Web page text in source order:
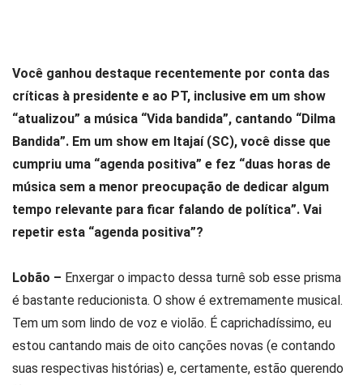
Você ganhou destaque recentemente por conta das
críticas à presidente e ao PT, inclusive em um show
“atualizou” a música “Vida bandida”, cantando “Dilma
Bandida”. Em um show em Itajaí (SC), você disse que
cumpriu uma “agenda positiva” e fez “duas horas de
música sem a menor preocupação de dedicar algum
tempo relevante para ficar falando de política”. Vai
repetir esta “agenda positiva”?
Lobão – Enxergar o impacto dessa turnê sob esse prisma
é bastante reducionista. O show é extremamente musical.
Tem um som lindo de voz e violão. É caprichadíssimo, eu
estou cantando mais de oito canções novas (e contando
suas respectivas histórias) e, certamente, estão querendo